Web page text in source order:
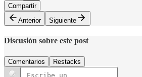
Compartir
Anterior
Siguiente
Discusión sobre este post
Comentarios Restacks